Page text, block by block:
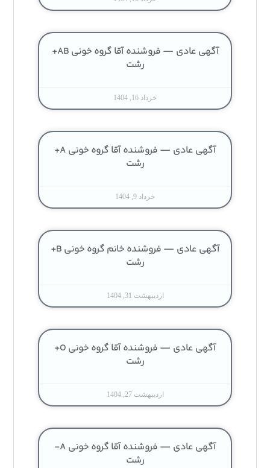
آگهی عادی — فروشنده آقا گروه خونی AB+
رشت
خرداد 16, 1404
آگهی عادی — فروشنده آقا گروه خونی A+
رشت
خرداد 9, 1404
آگهی عادی — فروشنده خانم گروه خونی B+
رشت
اردیبهشت 31, 1404
آگهی عادی — فروشنده آقا گروه خونی O+
رشت
اردیبهشت 27, 1404
آگهی عادی — فروشنده آقا گروه خونی A-
رشت